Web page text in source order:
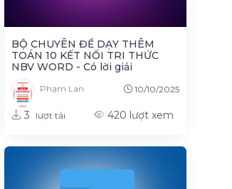
BỘ CHUYÊN ĐỀ DẠY THÊM
TOÁN 10 KẾT NỐI TRI THỨC
NBV WORD - Có lời giải
Phạm Lan 10/10/2025
3 lượt tải 420 lượt xem